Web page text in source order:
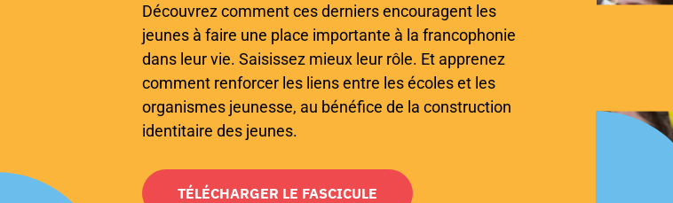
Découvrez comment ces derniers encouragent les
jeunes à faire une place importante à la francophonie
dans leur vie. Saisissez mieux leur rôle. Et apprenez
comment renforcer les liens entre les écoles et les
organismes jeunesse, au bénéfice de la construction
identitaire des jeunes.
TÉLÉCHARGER LE FASCICULE